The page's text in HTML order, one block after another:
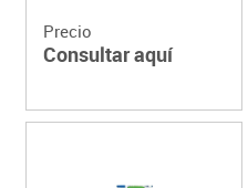
Precio
Consultar aquí